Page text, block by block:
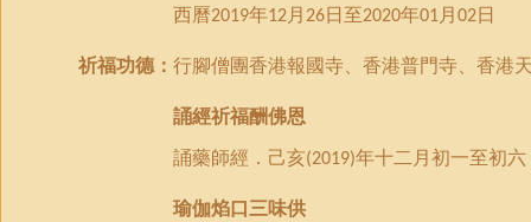
西曆2019年12月26日至2020年01月02日
祈福功德： 行腳僧團香港報國寺、香港普門寺、香港
誦經祈福酬佛恩
誦藥師經．己亥(2019)年十二月初一至初六
瑜伽焰口三味供